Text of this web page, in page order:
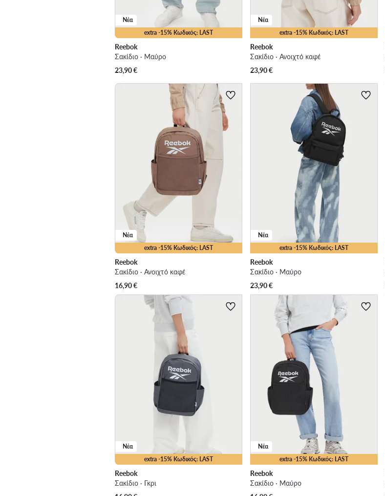
extra -15% Κωδικός: LAST
Νέα
Reebok
Σακίδιο · Μαύρο
23,90€
extra -15% Κωδικός: LAST
Νέα
Reebok
Σακίδιο · Ανοιχτό καφέ
23,90€
extra -15% Κωδικός: LAST
Νέα
Reebok
Σακίδιο · Ανοιχτό καφέ
16,90€
extra -15% Κωδικός: LAST
Νέα
Reebok
Σακίδιο · Μαύρο
23,90€
extra -15% Κωδικός: LAST
Νέα
Reebok
Σακίδιο · Γκρι
extra -15% Κωδικός: LAST
Νέα
Reebok
Σακίδιο · Μαύρο